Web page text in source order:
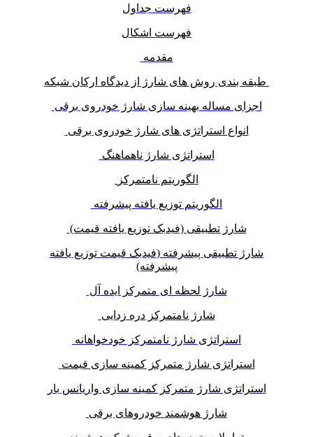
فهرست جداول
فهرست اشکال
مقدمه
اجزای مساله بهینه سازی شارژ خودروی برقی
انواع استراتژی های شارژ خودروی برقی
استراتژی شارژ ناهماهنگ
الگوریتم نامتمرکز
الگوریتم توزیع یافته پیشرفته
شارژ تطبیقی (فیدبک توزیع یافته قیمت)
شارژ تطبیقی پیشرفته (فیدبک قیمت توزیع یافته
پیشرفته)
شارژ لحظه ای متمرکز ایده آل
شارژ نامتمرکز دره زدایی
استراتژی شارژ نامتمرکز خودخواهانه
استراتژی شارژ متمرکز کمینه سازی قیمت
استراتژی شارژ متمرکز کمینه سازی واریانس بار
شارژ هوشمند خودروهای برقی